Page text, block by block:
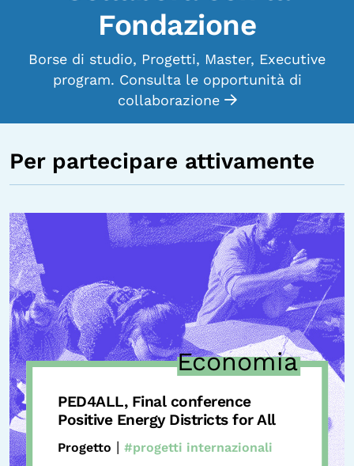
Fondazione
Borse di studio, Progetti, Master, Executive
program. Consulta le opportunità di
collaborazione
Per partecipare attivamente
Economia
PED4ALL, Final conference
Positive Energy Districts for All
Progetto |#progetti internazionali